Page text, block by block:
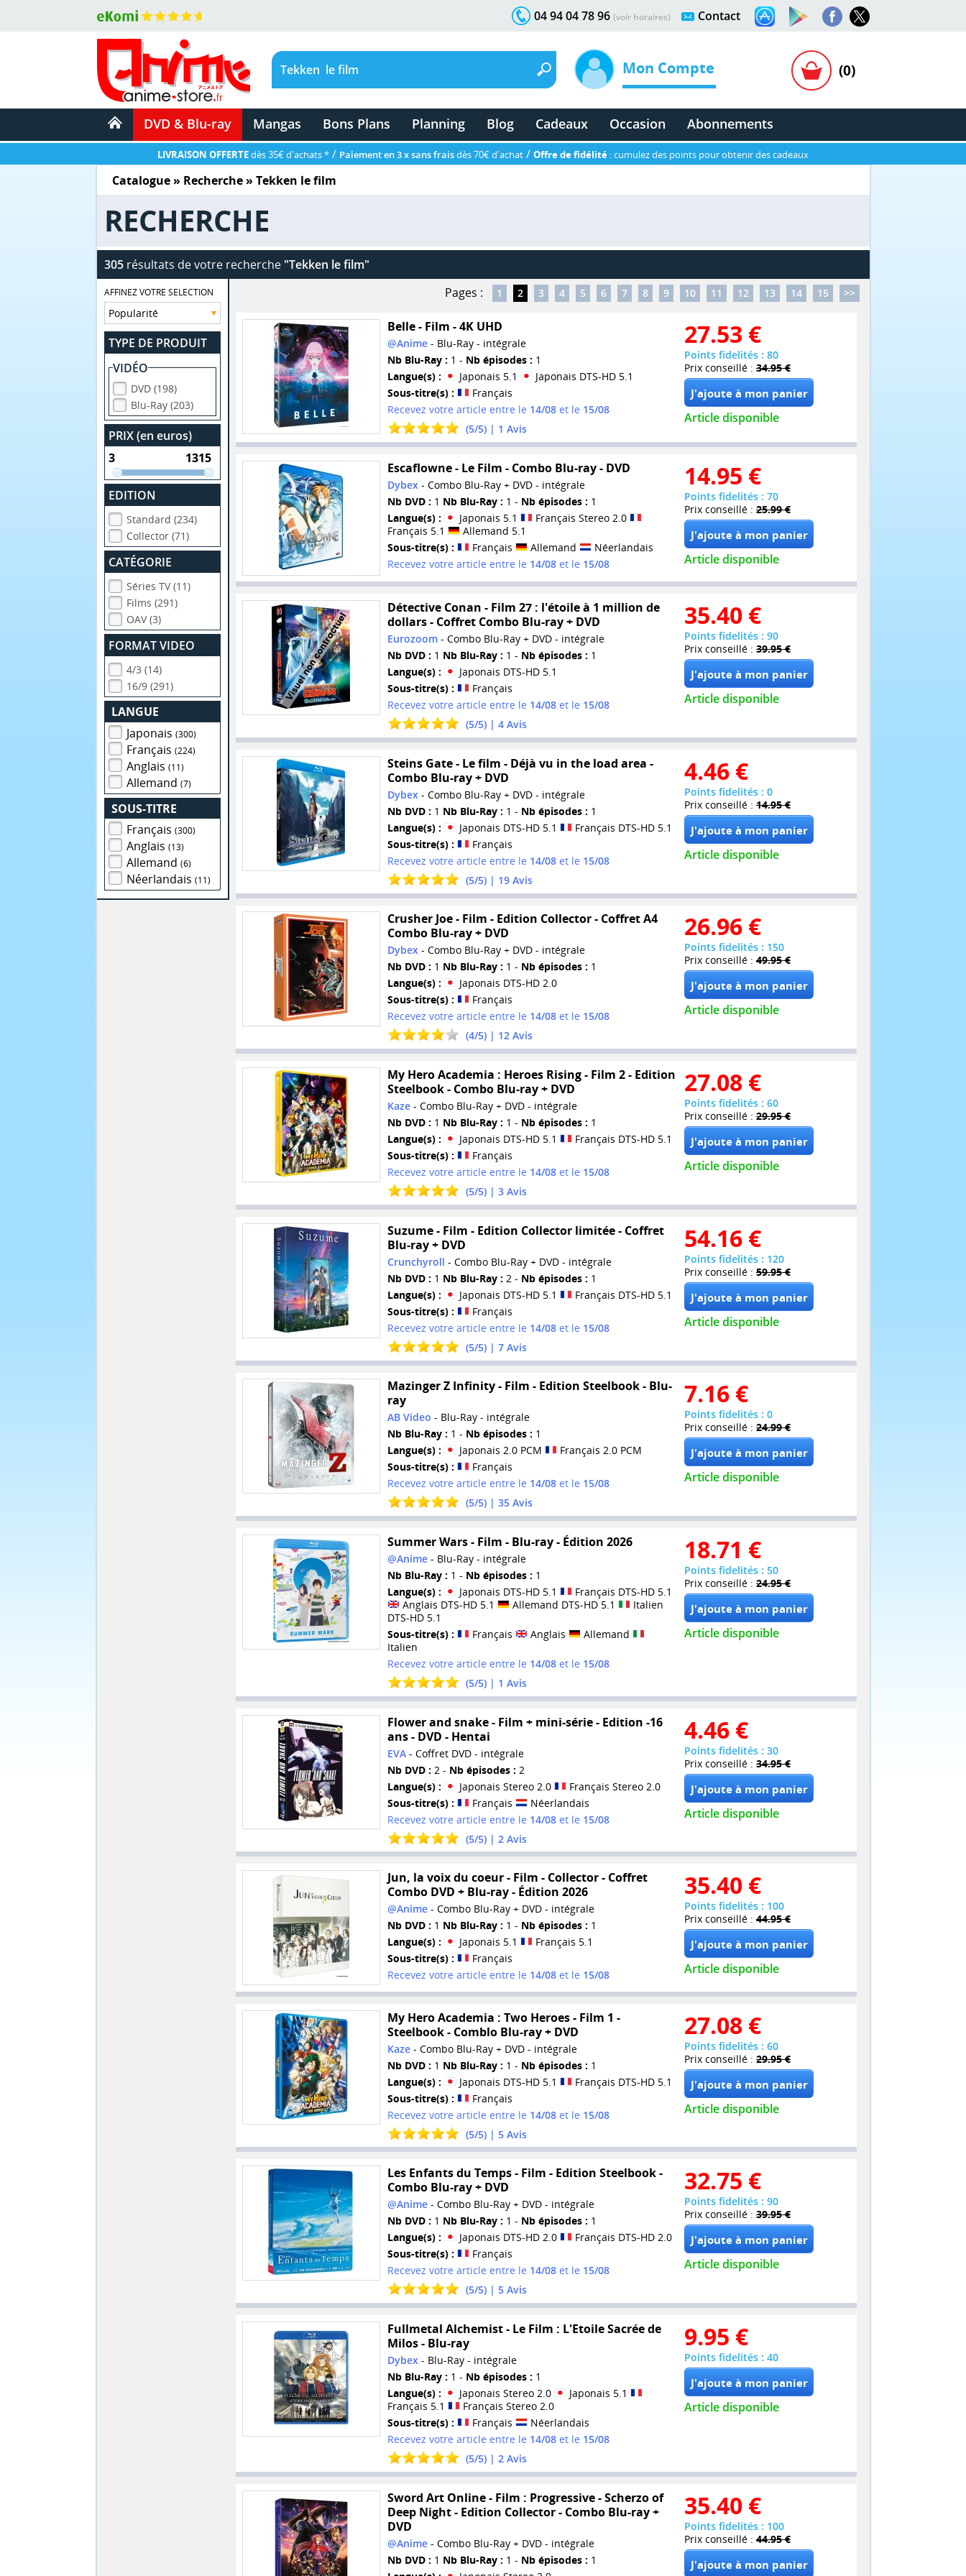
Contact
04 94 04 78 96 (voir horaires)
Mon Compte (0)
DVD & Blu-ray Mangas Bons Plans Planning Blog Cadeaux Occasion Abonnements
LIVRAISON OFFERTEdès 35€ d'achats * / Paiement en 3 x sans fraisdès 70€ d'achat / Offre de fidélité : cumulez des points pour obtenir des cadeaux
Catalogue» Recherche » Tekken le film
RECHERCHE
305résultats de votre recherche "Tekken le film"
AFFINEZ VOTRE SELECTION
TYPE DE PRODUIT
VIDÉO
DVD (198)
Blu-Ray (203)
PRIX (en euros)
EDITION
Standard (234)
Collector (71)
CATÉGORIE
Séries TV (11)
Films (291)
OAV (3)
FORMAT VIDEO
4/3 (14)
16/9 (291)
LANGUE
Japonais(300)
Français(224)
Anglais(11)
Allemand(7)
SOUS-TITRE
Français(300)
Anglais(13)
Allemand(6)
Néerlandais(11)
Pages : 1 2 3 4 5 6 7 8 9 10 11 12 13 14 15 >>
Belle - Film - 4K UHD
@Anime- Blu-Ray - intégrale
Nb Blu-Ray : 1 - Nb épisodes : 1
Langue(s) :
Japonais 5.1
Japonais DTS-HD 5.1
Sous-titre(s) :
Français
Recevez votre article entre le 14/08et le 15/08
(5/5) | 1 Avis
27.53 €
Points fidelités : 80
Prix conseillé : 34.95 €
Article disponible
Escaflowne - Le Film - Combo Blu-ray - DVD
Dybex- Combo Blu-Ray + DVD - intégrale
Nb DVD : 1 Nb Blu-Ray : 1 - Nb épisodes : 1
Langue(s) :
Japonais 5.1
Français Stereo 2.0
Français 5.1
Allemand 5.1
Sous-titre(s) :
Français Allemand
Néerlandais
Recevez votre article entre le 14/08et le 15/08
14.95 €
Points fidelités : 70
Prix conseillé : 25.99 €
Article disponible
Détective Conan - Film 27 : l'étoile à 1 million de
dollars - Coffret Combo Blu-ray + DVD
Eurozoom- Combo Blu-Ray + DVD - intégrale
Nb DVD : 1 Nb Blu-Ray : 1 - Nb épisodes : 1
Langue(s) :
Japonais DTS-HD 5.1
Sous-titre(s) :
Français
Recevez votre article entre le 14/08et le 15/08
(5/5) | 4Avis
35.40 €
Points fidelités : 90
Prix conseillé : 39.95 €
Article disponible
Steins Gate - Le film - Déjà vu in the load area -
Combo Blu-ray + DVD
Dybex- Combo Blu-Ray + DVD - intégrale
Nb DVD : 1 Nb Blu-Ray : 1 - Nb épisodes : 1
Langue(s) :
Japonais DTS-HD 5.1
Français DTS-HD 5.1
Sous-titre(s) :
Français
Recevez votre article entre le 14/08et le 15/08
(5/5) | 19Avis
4.46 €
Points fidelités : 0
Prix conseillé : 14.95 €
Article disponible
Crusher Joe - Film - Edition Collector - Coffret A4
Combo Blu-ray + DVD
Dybex- Combo Blu-Ray + DVD - intégrale
Nb DVD : 1 Nb Blu-Ray : 1 - Nb épisodes : 1
Langue(s) :
Japonais DTS-HD 2.0
Sous-titre(s) :
Français
Recevez votre article entre le 14/08et le 15/08
(4/5) | 12Avis
26.96 €
Points fidelités : 150
Prix conseillé : 49.95 €
Article disponible
My Hero Academia : Heroes Rising - Film 2 - Edition
Steelbook - Combo Blu-ray + DVD
Kaze- Combo Blu-Ray + DVD - intégrale
Nb DVD : 1 Nb Blu-Ray : 1 - Nb épisodes : 1
Langue(s) :
Japonais DTS-HD 5.1
Français DTS-HD 5.1
Sous-titre(s) :
Français
Recevez votre article entre le 14/08et le 15/08
(5/5) | 3Avis
27.08 €
Points fidelités : 60
Prix conseillé : 29.95 €
Article disponible
Suzume - Film - Edition Collector limitée - Coffret
Blu-ray + DVD
Crunchyroll - Combo Blu-Ray + DVD - intégrale
Nb DVD : 1 Nb Blu-Ray : 2 - Nb épisodes : 1
Langue(s) :
Japonais DTS-HD 5.1
Français DTS-HD 5.1
Sous-titre(s) :
Français
Recevez votre article entre le 14/08et le 15/08
(5/5) | 7Avis
54.16 €
Points fidelités : 120
Prix conseillé : 59.95 €
Article disponible
Mazinger Z Infinity - Film - Edition Steelbook - Blu-
ray
AB Video - Blu-Ray - intégrale
Nb Blu-Ray : 1 - Nb épisodes : 1
Langue(s) :
Japonais 2.0 PCM
Français 2.0 PCM
Sous-titre(s) :
Français
Recevez votre article entre le 14/08et le 15/08
(5/5) | 35Avis
7.16 €
Points fidelités : 0
Prix conseillé : 24.99 €
Article disponible
Summer Wars - Film - Blu-ray - Édition 2026
@Anime- Blu-Ray - intégrale
Nb Blu-Ray : 1 - Nb épisodes : 1
Langue(s) :
Japonais DTS-HD 5.1
Français DTS-HD 5.1
Anglais DTS-HD 5.1
Allemand DTS-HD 5.1
Italien
DTS-HD 5.1
Sous-titre(s) :
Français Anglais
Allemand
Italien
Recevez votre article entre le 14/08et le 15/08
(5/5) | 1 Avis
18.71 €
Points fidelités : 50
Prix conseillé : 24.95 €
Article disponible
Flower and snake - Film + mini-série - Edition -16
ans - DVD - Hentai
EVA- Coffret DVD - intégrale
Nb DVD : 2 - Nb épisodes : 2
Langue(s) :
Japonais Stereo 2.0
Français Stereo 2.0
Sous-titre(s) :
Français
Néerlandais
Recevez votre article entre le 14/08et le 15/08
(5/5) | 2Avis
4.46 €
Points fidelités : 30
Prix conseillé : 34.95 €
Article disponible
Jun, la voix du coeur - Film - Collector - Coffret
Combo DVD + Blu-ray - Édition 2026
@Anime- Combo Blu-Ray + DVD - intégrale
Nb DVD : 1 Nb Blu-Ray : 1 - Nb épisodes : 1
Langue(s) :
Japonais 5.1
Français 5.1
Sous-titre(s) :
Français
Recevez votre article entre le 14/08et le 15/08
35.40 €
Points fidelités : 100
Prix conseillé : 44.95 €
Article disponible
My Hero Academia : Two Heroes - Film 1 -
Steelbook - Comblo Blu-ray + DVD
Kaze- Combo Blu-Ray + DVD - intégrale
Nb DVD : 1 Nb Blu-Ray : 1 - Nb épisodes : 1
Langue(s) :
Japonais DTS-HD 5.1
Français DTS-HD 5.1
Sous-titre(s) :
Français
Recevez votre article entre le 14/08et le 15/08
(5/5) | 5Avis
27.08 €
Points fidelités : 60
Prix conseillé : 29.95 €
Article disponible
Les Enfants du Temps - Film - Edition Steelbook -
Combo Blu-ray + DVD
@Anime- Combo Blu-Ray + DVD - intégrale
Nb DVD : 1 Nb Blu-Ray : 1 - Nb épisodes : 1
Langue(s) :
Japonais DTS-HD 2.0
Français DTS-HD 2.0
Sous-titre(s) :
Français
Recevez votre article entre le 14/08et le 15/08
(5/5) | 5Avis
32.75 €
Points fidelités : 90
Prix conseillé : 39.95 €
Article disponible
Fullmetal Alchemist - Le Film : L'Etoile Sacrée de
Milos - Blu-ray
Dybex- Blu-Ray - intégrale
Nb Blu-Ray : 1 - Nb épisodes : 1
Langue(s) :
Japonais Stereo 2.0
Japonais 5.1
Français 5.1
Français Stereo 2.0
Sous-titre(s) :
Français
Néerlandais
Recevez votre article entre le 14/08et le 15/08
(5/5) | 2Avis
9.95 €
Points fidelités : 40
Article disponible
Sword Art Online - Film : Progressive - Scherzo of
Deep Night - Edition Collector - Combo Blu-ray +
DVD
@Anime- Combo Blu-Ray + DVD - intégrale
Nb DVD : 1 Nb Blu-Ray : 1 - Nb épisodes : 1
35.40 €
Points fidelités : 100
Prix conseillé : 44.95 €